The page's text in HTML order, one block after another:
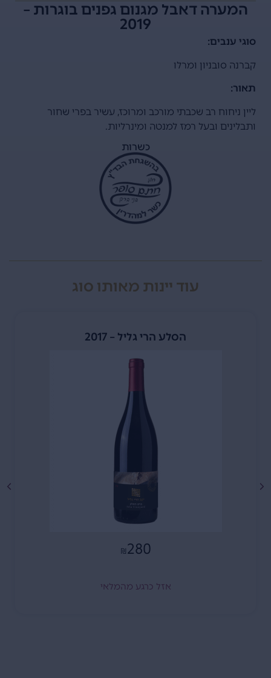
המערה דאבל מגנום גפנים בוגרות –
2019
סוגי ענבים:
קברנה סובניון ומרלו
תאור:
ליין ניחוח רב שכבתי מורכב ומרוכז, עשיר בפרי שחור
ותבלינים ובעל רמז למנטה ומינרליות.
כשרות
עוד יינות מאותו סוג
הסלע הרי גליל – 2017
₪ 280
אזל כרגע מהמלאי